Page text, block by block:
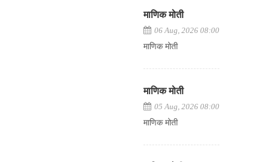
माणिक मोती
06 Aug, 2026 08:00
माणिक मोती
माणिक मोती
05 Aug, 2026 08:00
माणिक मोती